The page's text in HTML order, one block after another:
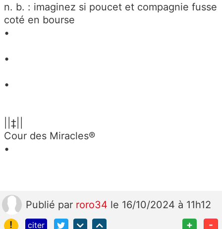
n. b. : imaginez si poucet et compagnie fusse
coté en bourse
•
•
•
||‡||
Cour des Miracles®
•
Publié par roro34 le 16/10/2024 à 11h12
!
citer + -